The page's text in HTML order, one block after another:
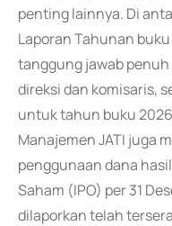
penting lainnya. Di
Laporan Tahunan
tanggung jawab
direksi dan komisaris,
untuk tahun buku
Manajemen JATI juga
penggunaan dana
Saham (IPO) per 31
dilaporkan telah